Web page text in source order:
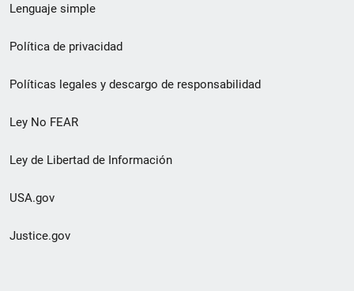
de
pie
de
página
Lenguaje simple
Política de privacidad
Políticas legales y descargo de responsabilidad
Ley No FEAR
Ley de Libertad de Información
USA.gov
Justice.gov